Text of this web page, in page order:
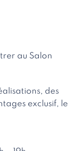
au Salon
des
exclusif, le